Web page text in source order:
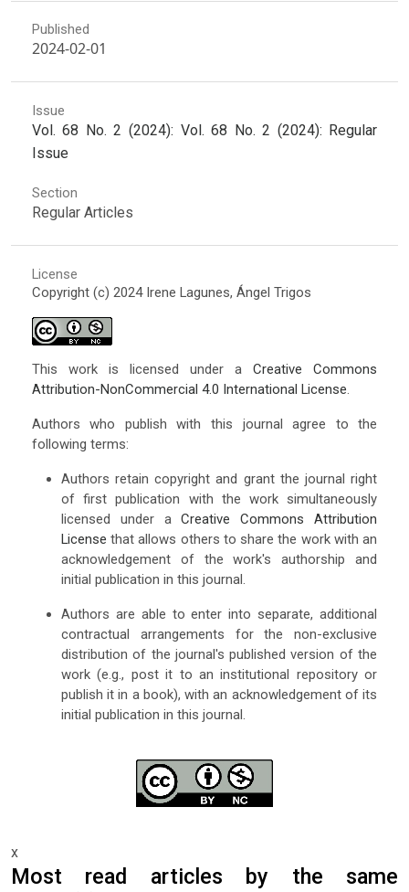
Published
2024-02-01
Issue
Vol. 68 No. 2 (2024): Vol. 68 No. 2 (2024): Regular
Issue
Section
Regular Articles
License
Copyright (c) 2024 Irene Lagunes, Ángel Trigos
This work is licensed under aCreative Commons
Attribution-NonCommercial 4.0 International License.
Authors who publish with this journal agree to the
following terms:
Authors retain copyright and grant the journal right
of first publication with the work simultaneously
licensed under aCreative Commons Attribution
License that allows others to share the work with an
acknowledgement of the work's authorship and
initial publication in this journal.
Authors are able to enter into separate, additional
contractual arrangements for the non-exclusive
distribution of the journal's published version of the
work (e.g., post it to an institutional repository or
publish it in a book), with an acknowledgement of its
initial publication in this journal.
x
Most read articles by the same